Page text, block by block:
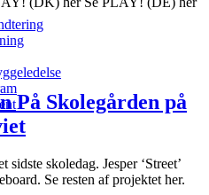
På Skolegården på
skoledag. Jesper ‘Street’
Se resten af projektet her.